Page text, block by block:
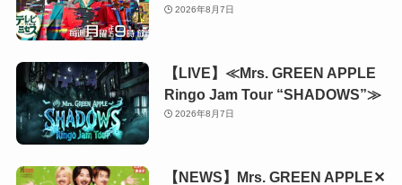
2026年8月7日
【LIVE】≪Mrs. GREEN APPLE
Ringo Jam Tour “SHADOWS”≫
2026年8月7日
【NEWS】Mrs. GREEN APPLE✕